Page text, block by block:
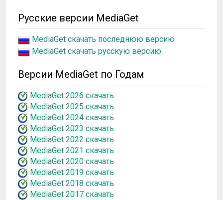
Русские версии MediaGet
MediaGet скачать последнюю версию
MediaGet скачать русскую версию
Версии MediaGet по Годам
MediaGet 2026 скачать
MediaGet 2025 скачать
MediaGet 2024 скачать
MediaGet 2023 скачать
MediaGet 2022 скачать
MediaGet 2021 скачать
MediaGet 2020 скачать
MediaGet 2019 скачать
MediaGet 2018 скачать
MediaGet 2017 скачать